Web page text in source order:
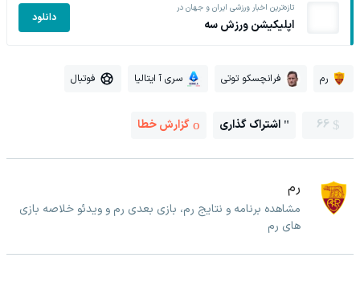
تازه‌ترین اخبار ورزشی ایران و جهان در
اپلیکیشن ورزش سه دانلود
رم فرانچسکو توتی سری آ ایتالیا فوتبال
66 اشتراک گذاری گزارش خطا
رم
مشاهده برنامه و نتایج رم، بازی بعدی رم و ویدئو خلاصه بازی
های رم